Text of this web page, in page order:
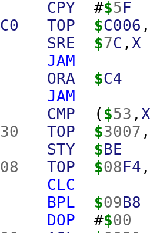
CPY #$5F
C0 TOP $C006
SRE $7C , X
JAM
ORA $C4
JAM
CMP ( $53 ,
30 TOP $3007
STY $BE
08 TOP $08F4
CLC
BPL $09B8
DOP #$00